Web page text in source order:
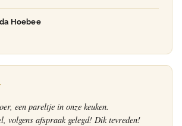
Hoebee
een pareltje in onze keuken.
volgens afspraak gelegd! Dik tevreden!